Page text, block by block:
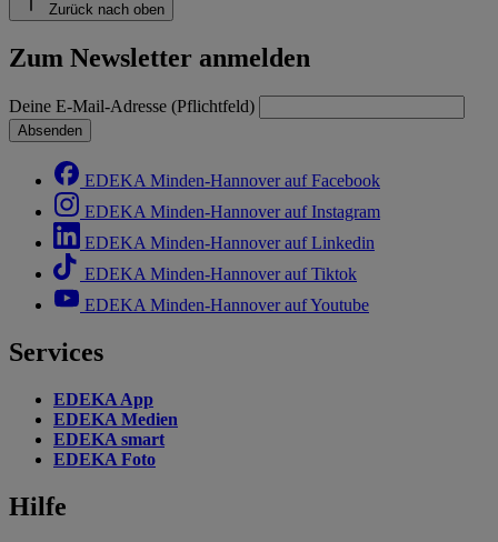
Zurück nach oben
Zum Newsletter anmelden
Deine E-Mail-Adresse (Pflichtfeld)
Absenden
EDEKA Minden-Hannover auf Facebook
EDEKA Minden-Hannover auf Instagram
EDEKA Minden-Hannover auf Linkedin
EDEKA Minden-Hannover auf Tiktok
EDEKA Minden-Hannover auf Youtube
Services
EDEKA App
EDEKA Medien
EDEKA smart
EDEKA Foto
Hilfe